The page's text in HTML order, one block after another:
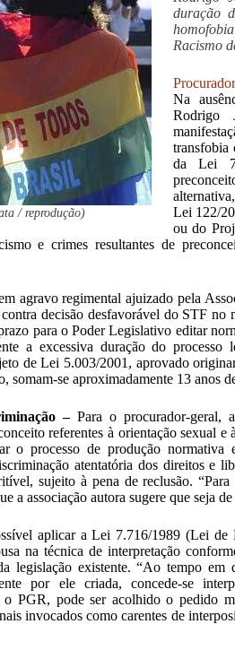
/ reprodução)
duração
Racismo
Na
Rodrigo
transfobia
da Lei
Lei 122/
ou do
e crimes resultantes de
agravo regimental ajuizado pela
decisão desfavorável do STF
para o Poder Legislativo editar
a excessiva duração do
de Lei 5.003/2001, aprovado
somam-se aproximadamente 13 anos
–Para o procurador-geral,
referentes à orientação sexual
o processo de produção
atentatória dos direitos e
sujeito à pena de reclusão.
a associação autora sugere que seja
aplicar a Lei 7.716/1989 (Lei de
na técnica de interpretação
legislação existente. “Ao tempo em
por ele criada, concede-se
o PGR, pode ser acolhido o pedido
invocados como carentes de